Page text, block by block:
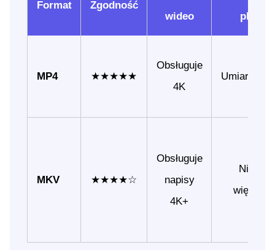
Format Zgodność
wideo
pliku
MP4 ★★★★★
Obsługuje
4K
MKV ★★★★☆
Obsługuje
napisy
4K+
Nieco
większy